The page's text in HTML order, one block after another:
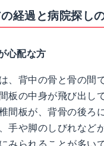
経過と病院探し
心配な方
、背中の骨と骨の間
板の中身が飛び出し
間板が、背骨の後ろ
手や脚のしびれなど